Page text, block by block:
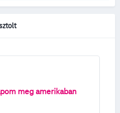
meg amerikaban